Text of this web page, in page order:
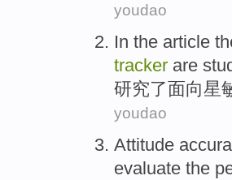
youdao
In the article
tracker are
研究了面向星
youdao
Attitude
evaluate the